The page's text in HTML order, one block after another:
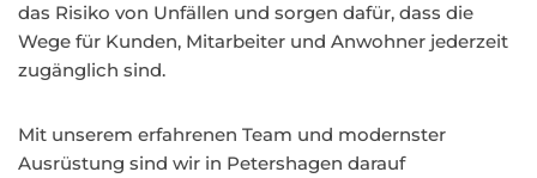
das Risiko von Unfällen und sorgen dafür, dass die
Wege für Kunden, Mitarbeiter und Anwohner jederzeit
zugänglich sind.
Mit unserem erfahrenen Team und modernster
Ausrüstung sind wir in Petershagen darauf